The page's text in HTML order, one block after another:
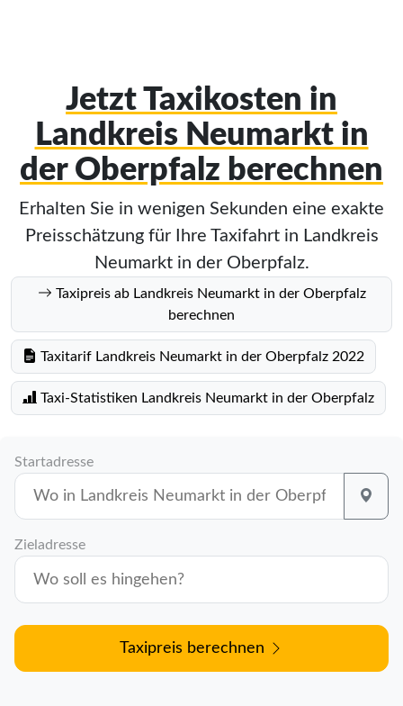
Jetzt Taxikosten in
Landkreis Neumarkt in
der Oberpfalz berechnen
Erhalten Sie in wenigen Sekunden eine exakte
Preisschätzung für Ihre Taxifahrt in Landkreis
Neumarkt in der Oberpfalz.
Taxipreis ab Landkreis Neumarkt in der Oberpfalz
berechnen
Taxitarif Landkreis Neumarkt in der Oberpfalz 2022
Taxi-Statistiken Landkreis Neumarkt in der Oberpfalz
Startadresse
Zieladresse
Taxipreis berechnen